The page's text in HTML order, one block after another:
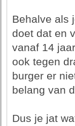
Behalve als
doet dat en
vanaf 14
ook tegen
burger er
belang van
Dus je jat